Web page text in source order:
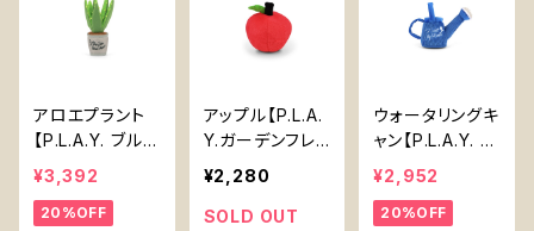
アロエプラント
【P.L.A.Y. ブルー
ミングバディー
ズシリーズ】犬用
おもちゃ Aloe P
¥3,392
20%OFF
アップル【P.L.A.
Y.ガーデンフレッ
シュ】Apple【P.
L.A.Y. Garden
Fresh Series】
¥2,280
SOLD OUT
ウォータリングキ
ャン【P.L.A.Y. ブ
ルーミングバデ
ィーズシリーズ】
犬用おもちゃ W
¥2,952
20%OFF